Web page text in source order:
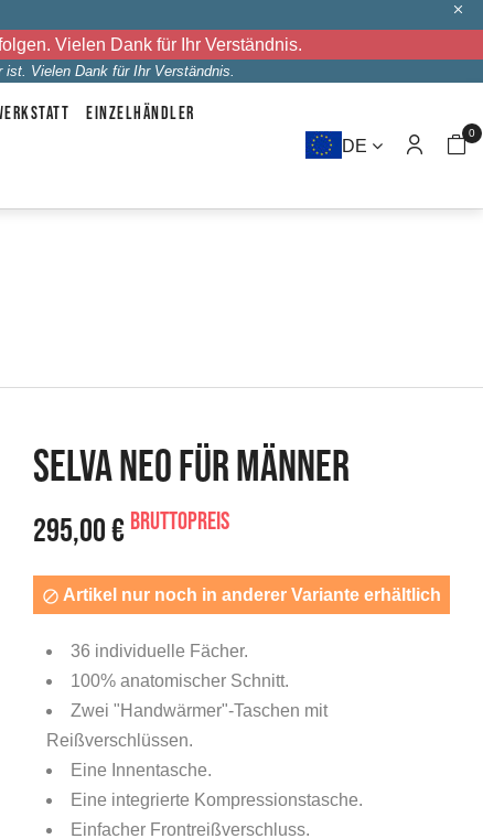
Vielen Dank für Ihr Verständnis.
Vielen Dank für Ihr Verständnis.
EINZELHÄNDLER
DE
0
SELVA NEO FÜR MÄNNER
295,00 € Bruttopreis
 Artikel nur noch in anderer Variante erhältlich
36 individuelle Fächer.
100% anatomischer Schnitt.
Zwei "Handwärmer"-Taschen mit
Reißverschlüssen.
Eine Innentasche.
Eine integrierte Kompressionstasche.
Einfacher Frontreißverschluss.